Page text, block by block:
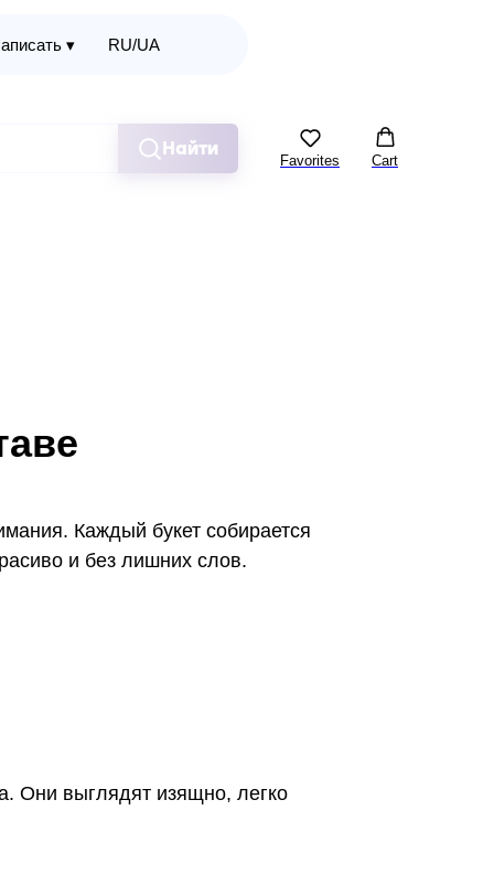
▾ RU/UA
Найти
Favorites Cart
Каждый букет собирается
и без лишних слов.
Они выглядят изящно, легко